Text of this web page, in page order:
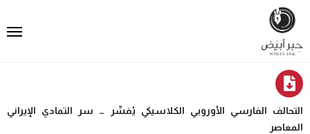
التحالف الفارسي الأوروبي الكلاسيكي يُفسِّر … سر التمادي الإيراني
المعاصر